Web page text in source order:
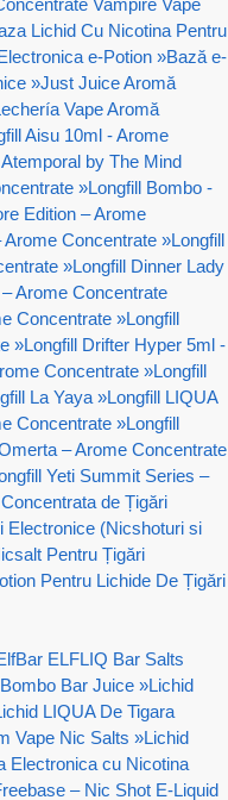
Vampire Vape
Lichid Cu Nicotina Pentru
e-Potion »Bază e-
»Just Juice Aromă
Vape Aromă
Aisu 10ml - Arome
Atemporal by The Mind
»Longfill Bombo -
Edition – Arome
Arome Concentrate »Longfill
»Longfill Dinner Lady
Arome Concentrate
Concentrate »Longfill
»Longfill Drifter Hyper 5ml -
Concentrate »Longfill
La Yaya »Longfill LIQUA
Concentrate »Longfill
– Arome Concentrate
Yeti Summit Series –
de Țigări
Electronice (Nicshoturi si
Pentru Țigări
Pentru Lichide De Țigări
ELFLIQ Bar Salts
Bar Juice »Lichid
LIQUA De Tigara
Vape Nic Salts »Lichid
Electronica cu Nicotina
– Nic Shot E-Liquid